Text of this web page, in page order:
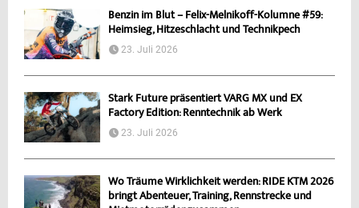
Benzin im Blut – Felix-Melnikoff-Kolumne #59:
Heimsieg, Hitzeschlacht und Technikpech
23. Juli 2026
Stark Future präsentiert VARG MX und EX
Factory Edition: Renntechnik ab Werk
23. Juli 2026
Wo Träume Wirklichkeit werden: RIDE KTM 2026
bringt Abenteuer, Training, Rennstrecke und